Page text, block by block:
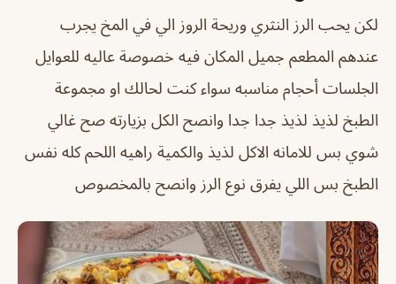
لكن يحب الرز النثري وريحة الروز الي في المخ يجرب
عندهم المطعم جميل المكان فيه خصوصة عاليه للعوايل
الجلسات أحجام مناسبه سواء كنت لحالك او مجموعة
الطبخ لذيذ لذيذ جدا جدا وانصح الكل بزيارته صح غالي
شوي بس للامانه الاكل لذيذ والكمية راهيه اللحم كله نفس
الطبخ بس اللي يفرق نوع الرز وانصح بالمخصوص